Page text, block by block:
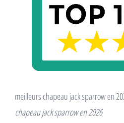
meilleurs chapeau jack sparrow en
chapeau jack sparrow en 2026